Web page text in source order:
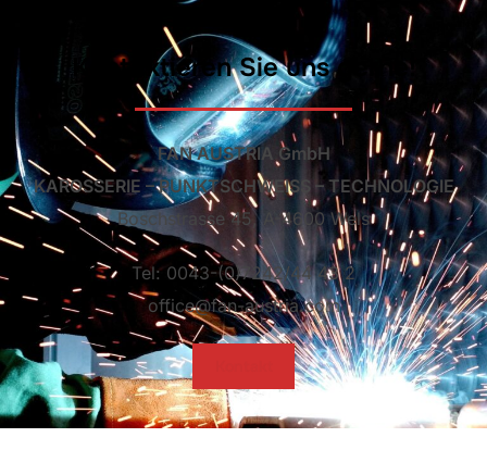
Kontaktieren Sie uns gerne!
FAN AUSTRIA GmbH
KAROSSERIE – PUNKTSCHWEISS – TECHNOLOGIE
Boschstrasse 45, A-4600 Wels
Tel: 0043-(0)7242/44 43 2
office@fan-austria.com